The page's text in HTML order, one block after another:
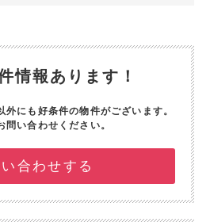
情報あります！
にも好条件の物件がございます。
問い合わせください。
合わせする